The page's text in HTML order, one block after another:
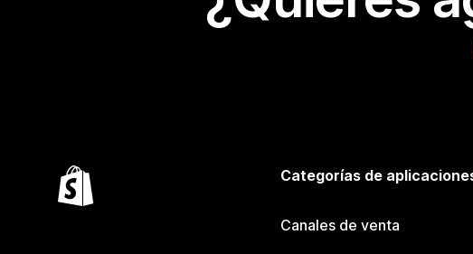
Categorías de
Canales de venta